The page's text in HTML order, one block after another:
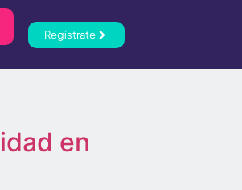
Regístrate
en